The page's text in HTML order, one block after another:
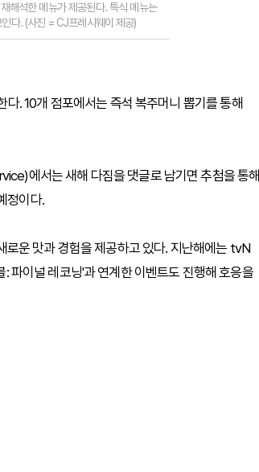
해석한 메뉴가 제공된다. 특식 메뉴는
다. (사진 = CJ프레시웨이 제공)
다. 10개 점포에서는 즉석 복주머니 뽑기를 통해
에서는 새해 다짐을 댓글로 남기면 추첨을 통해
정이다.
운 맛과 경험을 제공하고 있다. 지난해에는 tvN
파이널 레코닝'과 연계한 이벤트도 진행해 호응을